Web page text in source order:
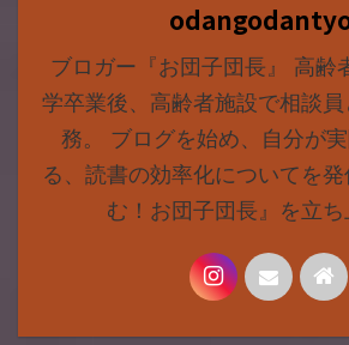
ブロガー『お団子団長』 高齢
学卒業後、高齢者施設で相談
務。 ブログを始め、自分が
る、読書の効率化についてを
む！お団子団長』を立ち